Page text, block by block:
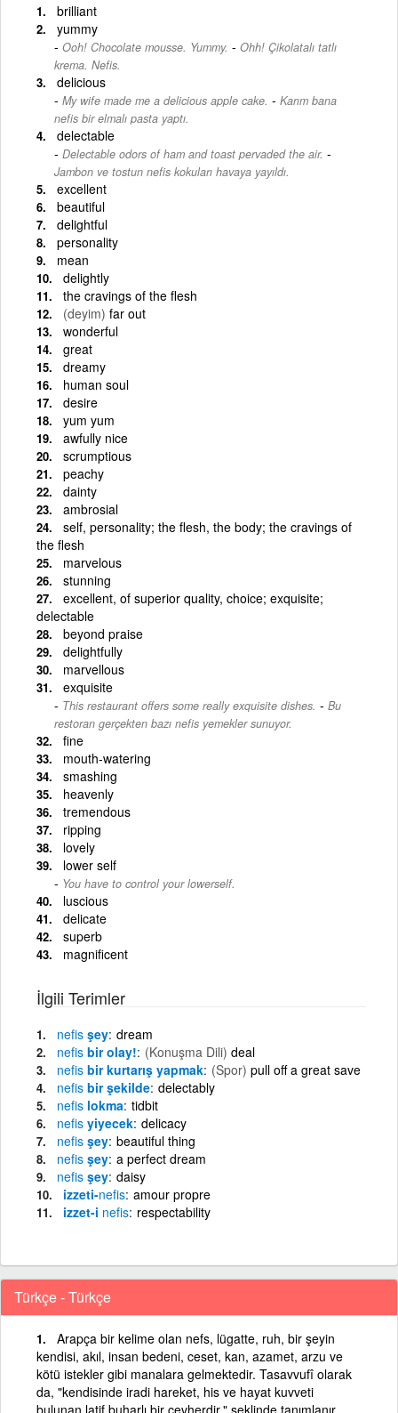
brilliant
yummy
Ooh! Chocolate mousse. Yummy. - Ohh! Çikolatalı tatlı
krema. Nefis.
delicious
My wife made me a delicious apple cake. - Karım bana
nefis bir elmalı pasta yaptı.
delectable
Delectable odors of ham and toast pervaded the air. -
Jambon ve tostun nefis kokuları havaya yayıldı.
excellent
beautiful
delightful
personality
mean
delightly
the cravings of the flesh
(deyim) far out
wonderful
great
dreamy
human soul
desire
yum yum
awfully nice
scrumptious
peachy
dainty
ambrosial
self, personality; the flesh, the body; the cravings of
the flesh
marvelous
stunning
excellent, of superior quality, choice; exquisite;
delectable
beyond praise
delightfully
marvellous
exquisite
This restaurant offers some really exquisite dishes. - Bu
restoran gerçekten bazı nefis yemekler sunuyor.
fine
mouth-watering
smashing
heavenly
tremendous
ripping
lovely
lower self
You have to control your lowerself.
luscious
delicate
superb
magnificent
İlgili Terimler
nefis şey dream
nefis bir olay! (Konuşma Dili) deal
nefis bir kurtarış yapmak (Spor) pull off a great save
nefis bir şekilde delectably
nefis lokma tidbit
nefis yiyecek delicacy
nefis şey beautiful thing
nefis şey a perfect dream
nefis şey daisy
izzeti-nefis amour propre
izzet-i nefis respectability
Türkçe - Türkçe
Arapça bir kelime olan nefs, lügatte, ruh, bir şeyin
kendisi, akıl, insan bedeni, ceset, kan, azamet, arzu ve
kötü istekler gibi manalara gelmektedir. Tasavvufî olarak
da, "kendisinde iradi hareket, his ve hayat kuvveti
bulunan latif buharlı bir cevherdir." şeklinde tanımlanır.